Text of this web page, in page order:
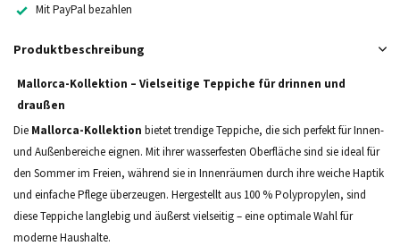
Mit PayPal bezahlen
Produktbeschreibung
Mallorca-Kollektion – Vielseitige Teppiche für drinnen und
draußen
Die Mallorca-Kollektion bietet trendige Teppiche, die sich perfekt für Innen-
und Außenbereiche eignen. Mit ihrer wasserfesten Oberfläche sind sie ideal für
den Sommer im Freien, während sie in Innenräumen durch ihre weiche Haptik
und einfache Pflege überzeugen. Hergestellt aus 100 % Polypropylen, sind
diese Teppiche langlebig und äußerst vielseitig – eine optimale Wahl für
moderne Haushalte.